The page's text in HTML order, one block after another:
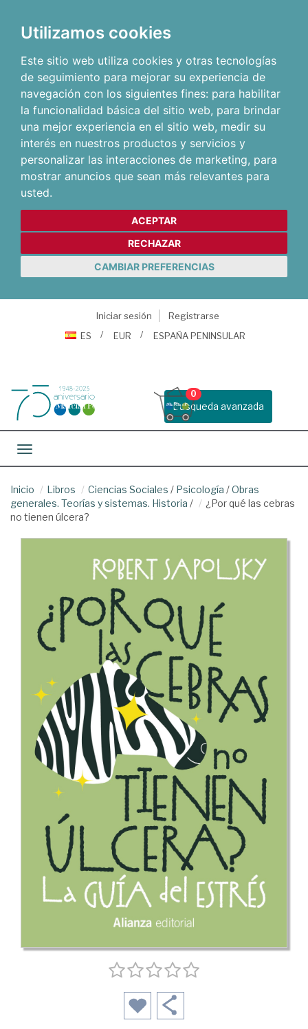
Utilizamos cookies
Este sitio web utiliza cookies y otras tecnologías
de seguimiento para mejorar su experiencia de
navegación con los siguientes fines: para habilitar
la funcionalidad básica del sitio web, para brindar
una mejor experiencia en el sitio web, medir su
interés en nuestros productos y servicios y
personalizar las interacciones de marketing, para
mostrar anuncios que sean más relevantes para
usted.
ACEPTAR
RECHAZAR
CAMBIAR PREFERENCIAS
Iniciar sesión
Registrarse
ES
EUR ESPAÑA PENINSULAR
Busqueda avanzada
0
Toggle navigation
Inicio Libros Ciencias Sociales / Psicología /Obras
generales. Teorías y sistemas. Historia /
¿Por qué las cebras
no tienen úlcera?